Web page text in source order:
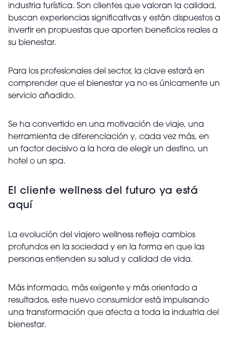
industria turística. Son clientes que valoran la calidad,
buscan experiencias significativas y están dispuestos a
invertir en propuestas que aporten beneficios reales a
su bienestar.
Para los profesionales del sector, la clave estará en
comprender que el bienestar ya no es únicamente un
servicio añadido.
Se ha convertido en una motivación de viaje, una
herramienta de diferenciación y, cada vez más, en
un factor decisivo a la hora de elegir un destino, un
hotel o un spa.
El cliente wellness del futuro ya está
aquí
La evolución del viajero wellness refleja cambios
profundos en la sociedad y en la forma en que las
personas entienden su salud y calidad de vida.
Más informado, más exigente y más orientado a
resultados, este nuevo consumidor está impulsando
una transformación que afecta a toda la industria del
bienestar.